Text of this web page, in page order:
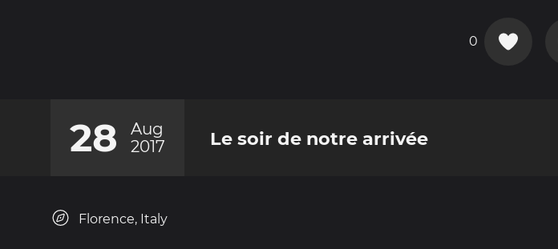
0
28
Aug
2017
Le soir de notre arrivée
Florence, Italy